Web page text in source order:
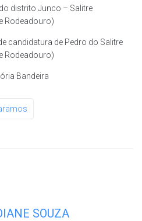
distrito Junco – Salitre
Rodeadouro)
candidatura de Pedro do Salitre
Rodeadouro)
Bandeira
SOUZA